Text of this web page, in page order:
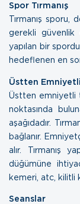
Spor Tırmanış
Tırmanış sporu,
gerekli güvenlik
yapılan bir
hedeflenen en
Üstten Emniyetli
Üstten emniyetli
noktasında
aşağıdadır.
bağlanır.
alır. Tırmanış
düğümüne
kemeri, atc, kilitli
Seanslar